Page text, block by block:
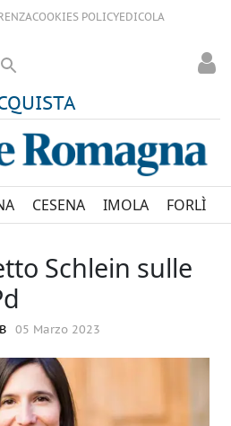
COOKIES POLICYEDICOLA
CESENA IMOLA FORLÌ
Schlein sulle
05 Marzo 2023